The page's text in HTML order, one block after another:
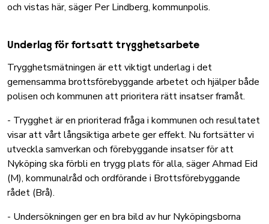
och vistas här, säger Per Lindberg, kommunpolis.
Underlag för fortsatt trygghetsarbete
Trygghetsmätningen är ett viktigt underlag i det
gemensamma brottsförebyggande arbetet och hjälper både
polisen och kommunen att prioritera rätt insatser framåt.
- Trygghet är en prioriterad fråga i kommunen och resultatet
visar att vårt långsiktiga arbete ger effekt. Nu fortsätter vi
utveckla samverkan och förebyggande insatser för att
Nyköping ska förbli en trygg plats för alla, säger Ahmad Eid
(M), kommunalråd och ordförande i Brottsförebyggande
rådet (Brå).
- Undersökningen ger en bra bild av hur Nyköpingsborna